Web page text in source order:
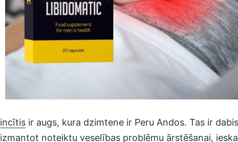
incītis ir augs, kura dzimtene ir Peru Andos. Tas ir
izmantot noteiktu veselības problēmu ārstēšanai,